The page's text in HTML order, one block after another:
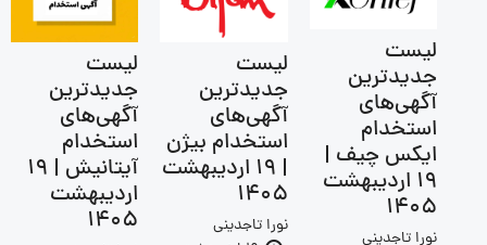
لیست
جدیدترین
آگهی‌های
استخدام
آیتانیش | 19
اردیبهشت
1405
لیست
جدیدترین
آگهی‌های
استخدام بیژن
| 19 اردیبهشت
1405
نورا تاجدینی
لیست
جدیدترین
آگهی‌های
استخدام
ایکس چیف |
19 اردیبهشت
1405
نورا تاجدینی